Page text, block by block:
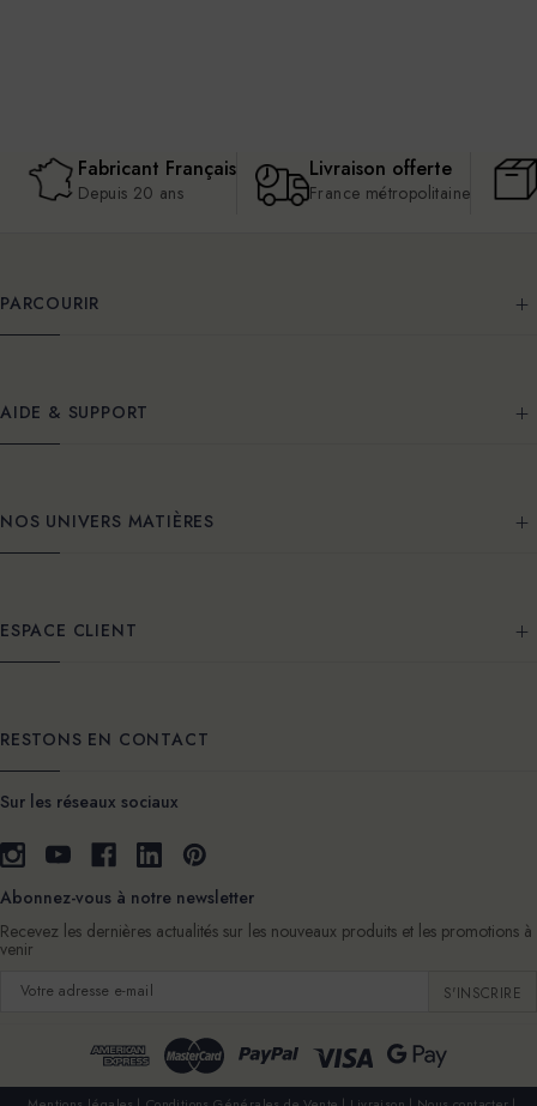
Fabricant Français
Depuis 20 ans
Livraison offerte
France métropolitaine
PARCOURIR
AIDE & SUPPORT
NOS UNIVERS MATIÈRES
ESPACE CLIENT
RESTONS EN CONTACT
Sur les réseaux sociaux
Abonnez-vous à notre newsletter
Recevez les dernières actualités sur les nouveaux produits et les promotions à
venir
Adresse